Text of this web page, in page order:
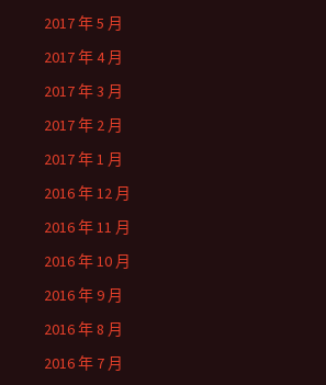
2017 年 5 月
2017 年 4 月
2017 年 3 月
2017 年 2 月
2017 年 1 月
2016 年 12 月
2016 年 11 月
2016 年 10 月
2016 年 9 月
2016 年 8 月
2016 年 7 月